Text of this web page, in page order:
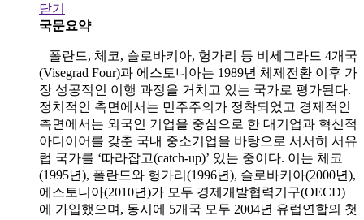
닫기
국문요약
폴란드, 체코, 슬로바키아, 헝가리 등 비세그라드 4개국
(Visegrad Four)과 에스토니아는 1989년 체제전환 이후 가
장 성공적인 이행 과정을 거치고 있는 국가로 평가된다.
정치적인 측면에서는 민주주의가 정착되었고 경제적인
측면에서는 외국인 기업을 중심으로 한 대기업과 혁신적
아디이어를 갖춘 국내 중소기업을 바탕으로 서서히 서유
럽 국가를 ‘따라잡고(catch-up)’ 있는 중이다. 이는 체코
(1995년), 폴란드와 헝가리(1996년), 슬로바키아(2000년),
에스토니아(2010년)가 모두 경제개발협력기구(OECD)
에 가입했으며, 동시에 5개국 모두 2004년 유럽연합의 첫